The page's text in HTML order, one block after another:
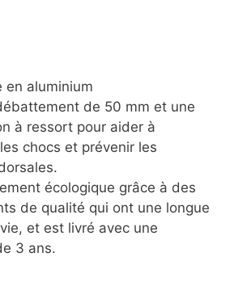
en aluminium
de 50 mm et une
à ressort pour aider à
chocs et prévenir les
écologique grâce à des
de qualité qui ont une longue
et est livré avec une
3 ans.